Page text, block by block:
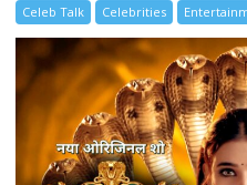
Celeb Talk Celebrities